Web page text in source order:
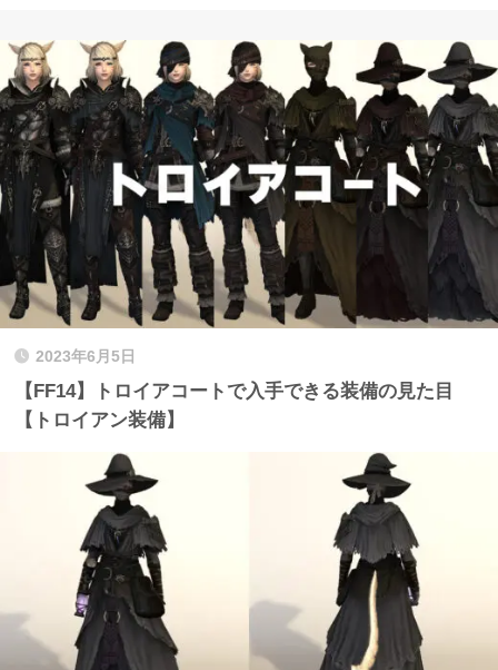
2023年6月5日
【FF14】トロイアコートで入手できる装備の見た目
【トロイアン装備】